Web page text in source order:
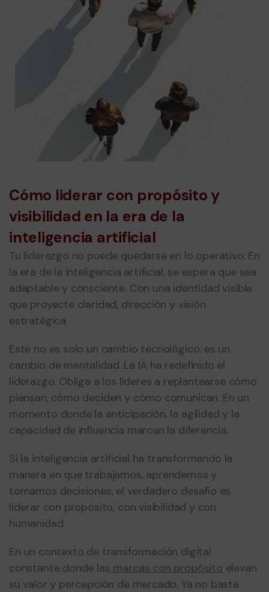
Cómo liderar con propósito y
visibilidad en la era de la
inteligencia artificial
Tu liderazgo no puede quedarse en lo operativo. En
la era de la inteligencia artificial, se espera que sea
adaptable y consciente. Con una identidad visible
que proyecte claridad, dirección y visión
estratégica.
Este no es solo un cambio tecnológico: es un
cambio de mentalidad. La IA ha redefinido el
liderazgo. Obliga a los líderes a replantearse cómo
piensan, cómo deciden y cómo comunican. En un
momento donde la anticipación, la agilidad y la
capacidad de influencia marcan la diferencia.
Si la inteligencia artificial ha transformando la
manera en que trabajamos, aprendemos y
tomamos decisiones, el verdadero desafío es
liderar con propósito, con visibilidad y con
humanidad
En un contexto de transformación digital
constante donde las marcas con propósito elevan
su valor y percepción de mercado. Ya no basta